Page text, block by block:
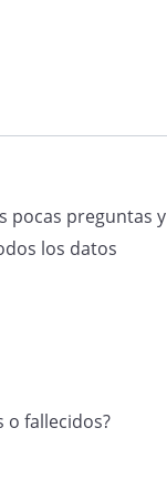
fechas
pocas preguntas y
los datos
o fallecidos?